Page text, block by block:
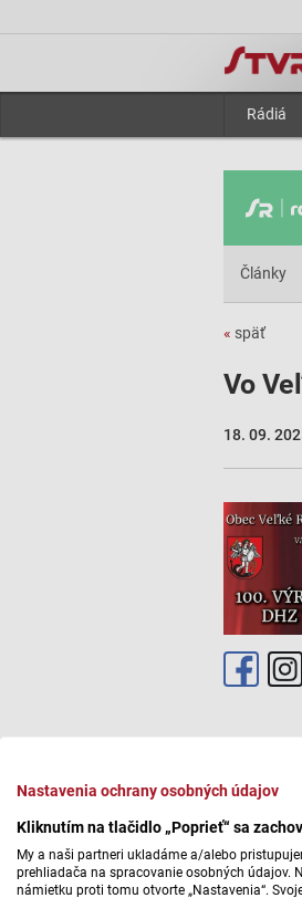
Nastavenia ochrany osobných údajov
Kliknutím na tlačidlo „Poprieť“ sa
My a naši partneri ukladáme a/alebo
prehliadača na spracovanie osobných údajov.
námietku proti tomu otvorte „Nastavenia“.
Rádiá
Články
« späť
Vo
18. 09.